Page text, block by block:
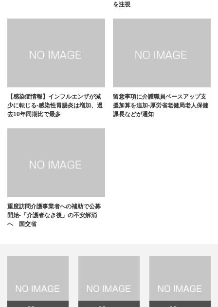
を注視
【感染症情報】インフルエンザが減
少に転じる-感染性胃腸炎は増加、過
去10年同期比で最多
留意事項に介護職員ベースアップ支
援加算を追加-厚労省老健局老人保健
課長などが通知
重度訪問介護事業者への補助で公募
開始-「介護者なき後」の不安解消
へ 国交省